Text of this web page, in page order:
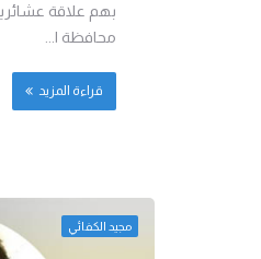
بهم علاقة
محافظة ا...
قراءة المزيد
مجيد الكفائي